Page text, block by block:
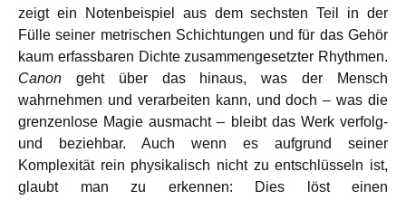
zeigt ein Notenbeispiel aus dem sechsten Teil in der
Fülle seiner metrischen Schichtungen und für das Gehör
kaum erfassbaren Dichte zusammengesetzter Rhythmen.
Canon geht über das hinaus, was der Mensch
wahrnehmen und verarbeiten kann, und doch – was die
grenzenlose Magie ausmacht – bleibt das Werk verfolg-
und beziehbar. Auch wenn es aufgrund seiner
Komplexität rein physikalisch nicht zu entschlüsseln ist,
glaubt man zu erkennen: Dies löst einen